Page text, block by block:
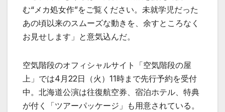
む“メカ処女作”をご覧ください。未就学児だった
あの頃以来のスムーズな動きを、余すところなく
お見せします」と意気込んだ。
空気階段のオフィシャルサイト「空気階段の屋
上」では4月22日（火）11時まで先行予約を受付
中。北海道公演は往復航空券、宿泊ホテル、特典
が付く「ツアーパッケージ」も用意されている。